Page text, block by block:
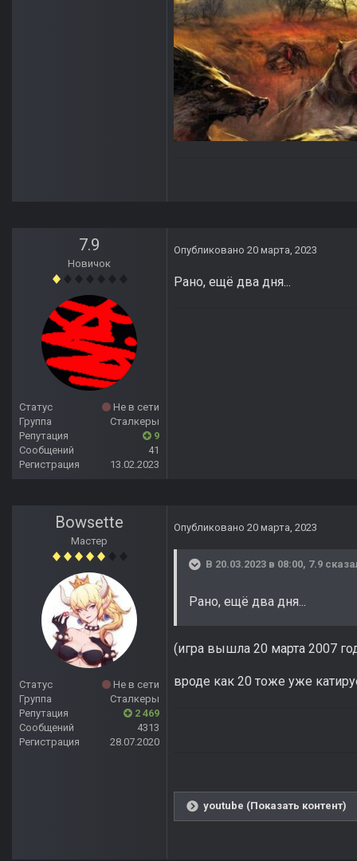
7.9
Новичок
Статус
Не в сети
Группа
Сталкеры
Репутация
9
Сообщений
41
Регистрация
13.02.2023
Опубликовано 20 марта, 2023
Рано, ещё два дня...
Bowsette
Мастер
Статус
Не в сети
Группа
Сталкеры
Репутация
2 469
Сообщений
4313
Регистрация
28.07.2020
Опубликовано 20 марта, 2023
В 20.03.2023 в 08:00, 7.9
Рано, ещё два дня...
(игра вышла 20 марта 2007
вроде как 20 тоже уже
youtube (Показать контент)